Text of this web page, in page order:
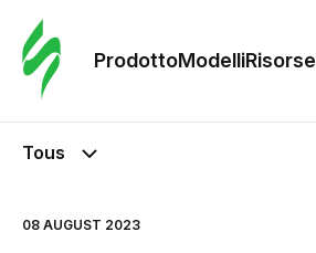
ProdottoModelliRisorse
Tous
08 AUGUST 2023